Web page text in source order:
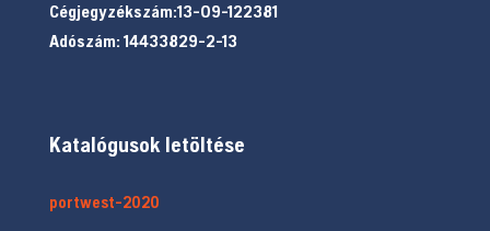
Cégjegyzékszám:13-09-122381
Adószám: 14433829-2-13
Katalógusok letöltése
portwest-2020